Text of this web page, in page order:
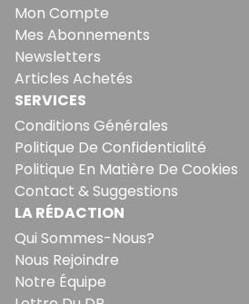
Mon Compte
Mes Abonnements
Newsletters
Articles Achetés
SERVICES
Conditions Générales
Politique De Confidentialité
Politique En Matière De Cookies
Contact & Suggestions
LA RÉDACTION
Qui Sommes-Nous?
Nous Rejoindre
Notre Équipe